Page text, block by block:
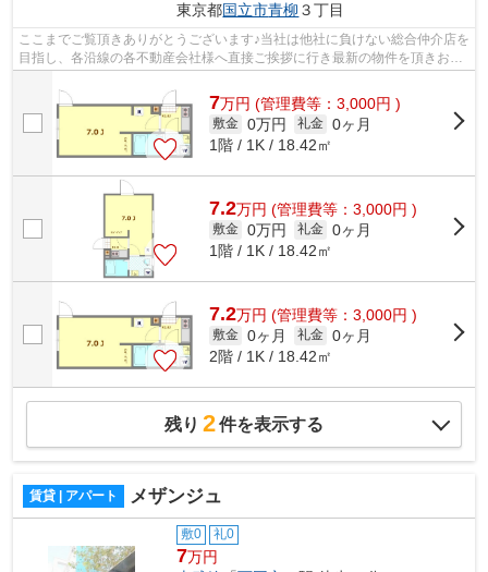
東京都国立市青柳 ３丁目
ここまでご覧頂きありがとうございます♪当社は他社に負けない総合仲介店を
目指し、各沿線の各不動産会社様へ直接ご挨拶に行き最新の物件を頂きお客
7万円 (管理費等：3,000円 )
敷金 0万円 礼金 0ヶ月
1階 / 1K / 18.42㎡
7.2万円 (管理費等：3,000円 )
敷金 0万円 礼金 0ヶ月
1階 / 1K / 18.42㎡
7.2万円 (管理費等：3,000円 )
敷金 0ヶ月 礼金 0ヶ月
2階 / 1K / 18.42㎡
残り 2件を表示する
賃貸 | アパート メザンジュ
敷0 礼0
7万円